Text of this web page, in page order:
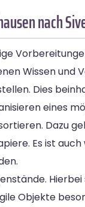
nach
Wissen und
Dies
eines
Dazu
Es ist
Objekte